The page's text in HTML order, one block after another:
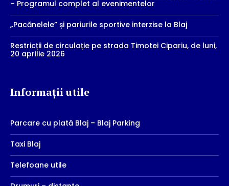
– Programul complet al evenimentelor
„Pacănelele” și pariurile sportive interzise la Blaj
Restricții de circulație pe strada Timotei Cipariu, de luni,
20 aprilie 2026
Informații utile
Parcare cu plată Blaj – Blaj Parking
Taxi Blaj
Telefoane utile